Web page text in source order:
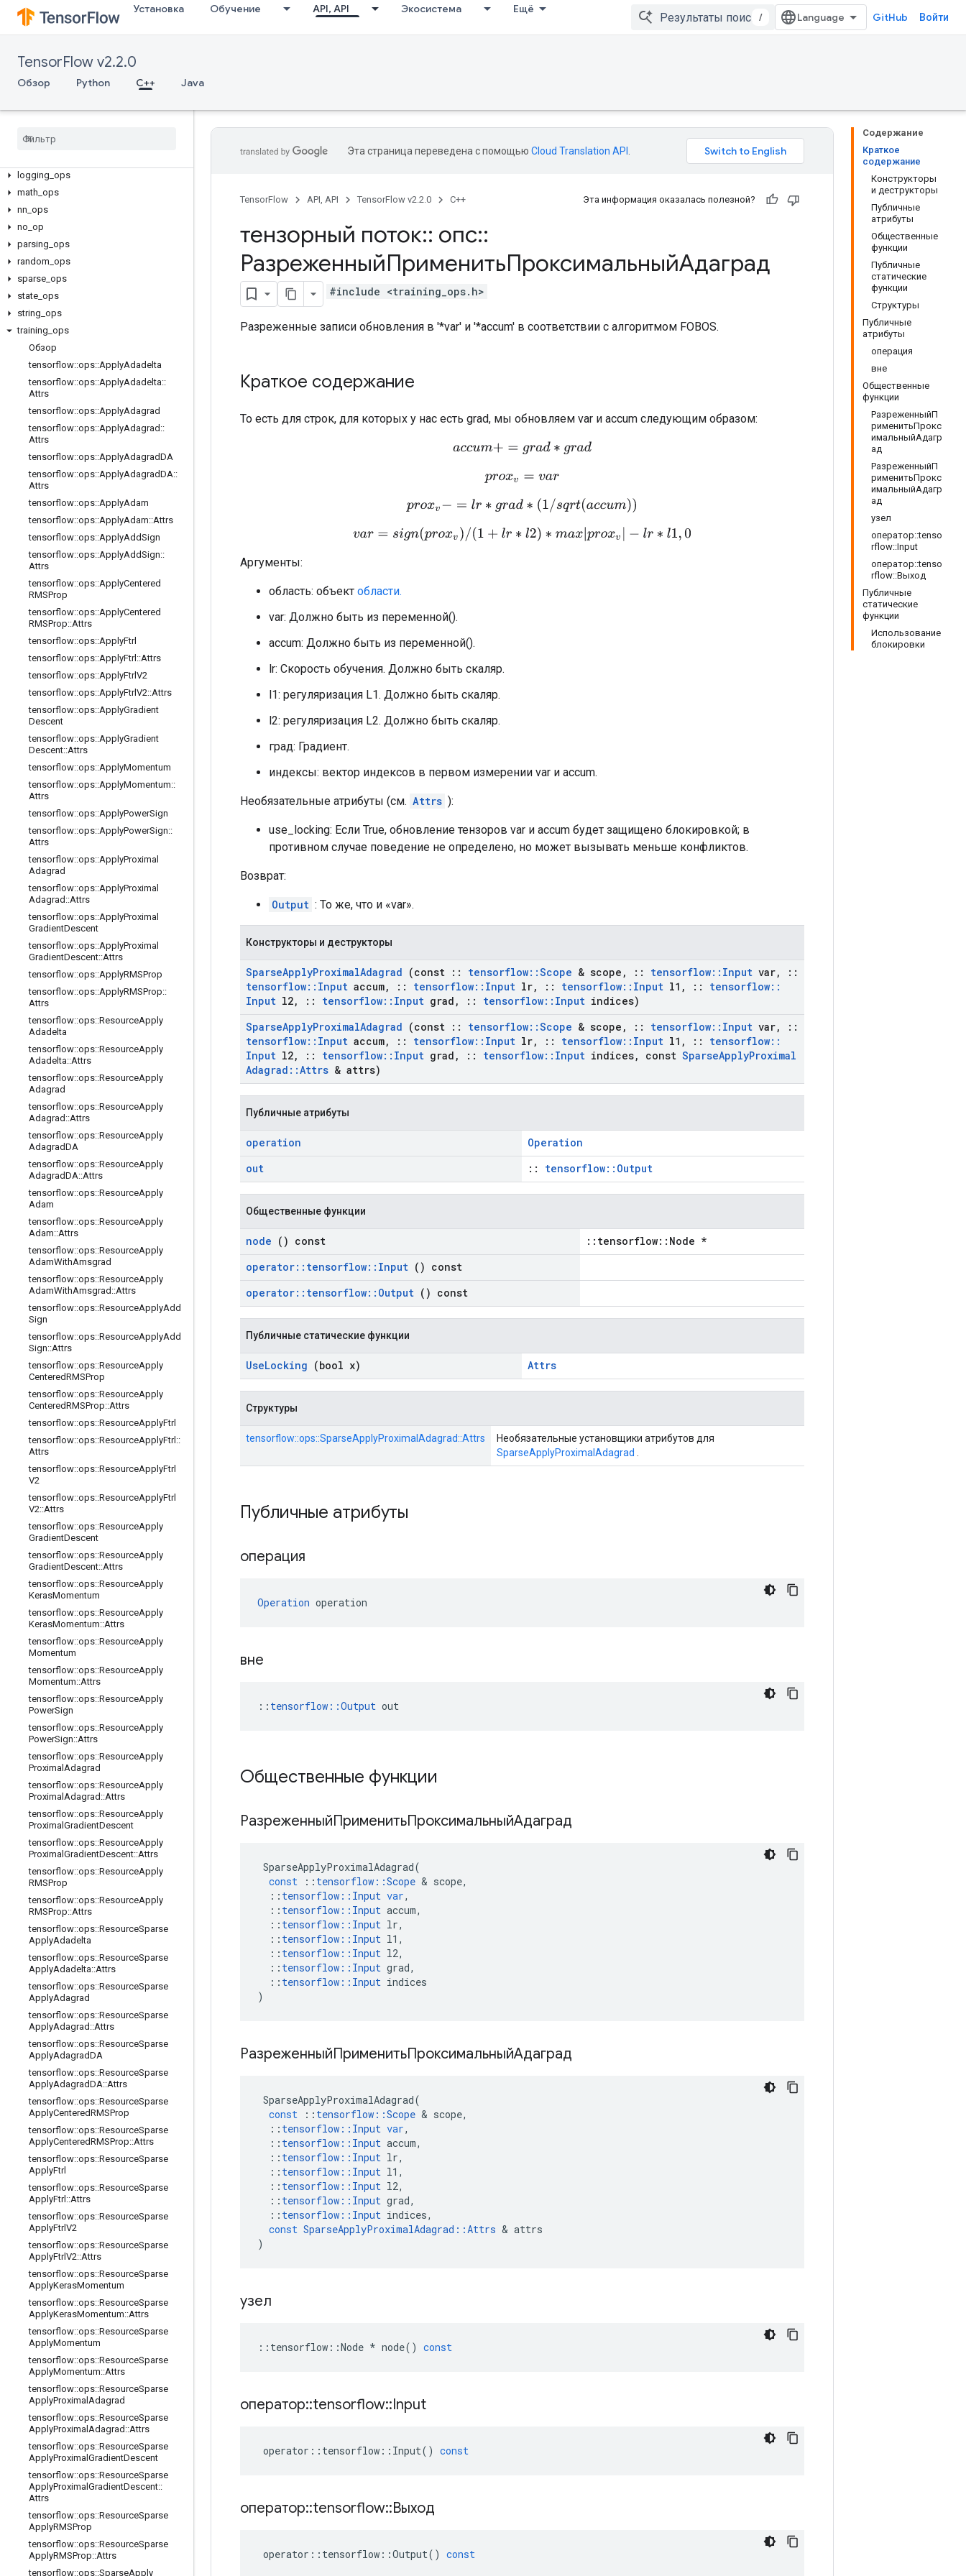
Установка Обучение API, API Экосистема Ещё
/ GitHub Войти
TensorFlow v2.2.0
Обзор Python C++ Java
C++
array_ops
control_flow_ops
image_ops
logging ops
math ops
nn ops
no op
parsing ops
random ops
sparse ops
state ops
string ops
training ops
Обзор
tensorflow::ops::ApplyAdadelta
tensorflow::ops::ApplyAdadelta::
Attrs
tensorflow::ops::ApplyAdagrad
tensorflow::ops::ApplyAdagrad ::
Attrs
tensorflow::ops::ApplyAdagradDA
tensorflow::ops::ApplyAdagradDA::
Attrs
tensorflow::ops::ApplyAdam
tensorflow::ops::ApplyAdam::Attrs
tensorflow::ops::ApplyAddSign
tensorflow::ops::ApplyAddSign::
Attrs
tensorflow::ops::ApplyCentered
RMSProp
tensorflow::ops::ApplyCentered
RMSProp::Attrs
tensorflow::ops::ApplyFtrl
tensorflow::ops::ApplyFtrl ::Attrs
tensorflow::ops::ApplyFtrlV2
tensorflow::ops::ApplyFtrlV2::Attrs
tensorflow::ops::ApplyGradient
Descent
tensorflow::ops::ApplyGradient
Descent::Attrs
tensorflow::ops::ApplyMomentum
tensorflow::ops::ApplyMomentum::
Attrs
tensorflow::ops::ApplyPowerSign
tensorflow::ops::ApplyPowerSign::
Attrs
tensorflow::ops::ApplyProximal
Adagrad
tensorflow::ops::ApplyProximal
Adagrad ::Attrs
tensorflow::ops::ApplyProximal
GradientDescent
tensorflow::ops::ApplyProximal
GradientDescent::Attrs
tensorflow::ops::ApplyRMSProp
tensorflow::ops::ApplyRMSProp::
Attrs
tensorflow::ops::ResourceApply
Adadelta
tensorflow::ops::ResourceApply
Adadelta::Attrs
tensorflow::ops::ResourceApply
Adagrad
tensorflow::ops::ResourceApply
Adagrad ::Attrs
tensorflow::ops::ResourceApply
AdagradDA
tensorflow::ops::ResourceApply
AdagradDA::Attrs
tensorflow::ops::ResourceApply
Adam
tensorflow::ops::ResourceApply
Adam::Attrs
tensorflow::ops::ResourceApply
AdamWithAmsgrad
tensorflow::ops::ResourceApply
AdamWithAmsgrad ::Attrs
tensorflow::ops::ResourceApplyAdd
Sign
tensorflow::ops::ResourceApplyAdd
Sign::Attrs
tensorflow::ops::ResourceApply
CenteredRMSProp
tensorflow::ops::ResourceApply
CenteredRMSProp::Attrs
tensorflow::ops::ResourceApplyFtrl
tensorflow::ops::ResourceApplyFtrl ::
Attrs
tensorflow::ops::ResourceApplyFtrl
V2
tensorflow::ops::ResourceApplyFtrl
V2::Attrs
tensorflow::ops::ResourceApply
GradientDescent
tensorflow::ops::ResourceApply
GradientDescent::Attrs
tensorflow::ops::ResourceApply
KerasMomentum
tensorflow::ops::ResourceApply
KerasMomentum::Attrs
tensorflow::ops::ResourceApply
Momentum
tensorflow::ops::ResourceApply
Momentum::Attrs
tensorflow::ops::ResourceApply
PowerSign
tensorflow::ops::ResourceApply
PowerSign::Attrs
tensorflow::ops::ResourceApply
Proximal Adagrad
tensorflow::ops::ResourceApply
Proximal Adagrad ::Attrs
tensorflow::ops::ResourceApply
Proximal GradientDescent
tensorflow::ops::ResourceApply
Proximal GradientDescent::Attrs
tensorflow::ops::ResourceApply
RMSProp
tensorflow::ops::ResourceApply
RMSProp::Attrs
tensorflow::ops::ResourceSparse
ApplyAdadelta
tensorflow::ops::ResourceSparse
ApplyAdadelta::Attrs
tensorflow::ops::ResourceSparse
ApplyAdagrad
tensorflow::ops::ResourceSparse
ApplyAdagrad ::Attrs
tensorflow::ops::ResourceSparse
ApplyAdagradDA
tensorflow::ops::ResourceSparse
ApplyAdagradDA::Attrs
tensorflow::ops::ResourceSparse
ApplyCenteredRMSProp
tensorflow::ops::ResourceSparse
ApplyCenteredRMSProp::Attrs
tensorflow::ops::ResourceSparse
ApplyFtrl
tensorflow::ops::ResourceSparse
ApplyFtrl ::Attrs
tensorflow::ops::ResourceSparse
ApplyFtrlV2
tensorflow::ops::ResourceSparse
ApplyFtrlV2::Attrs
tensorflow::ops::ResourceSparse
ApplyKerasMomentum
tensorflow::ops::ResourceSparse
ApplyKerasMomentum::Attrs
tensorflow::ops::ResourceSparse
ApplyMomentum
tensorflow::ops::ResourceSparse
ApplyMomentum::Attrs
tensorflow::ops::ResourceSparse
ApplyProximal Adagrad
tensorflow::ops::ResourceSparse
ApplyProximal Adagrad ::Attrs
tensorflow::ops::ResourceSparse
ApplyProximal GradientDescent
tensorflow::ops::ResourceSparse
ApplyProximal GradientDescent::
Attrs
tensorflow::ops::ResourceSparse
ApplyRMSProp
tensorflow::ops::ResourceSparse
ApplyRMSProp::Attrs
tensorflow::ops::SparseApply
Содержание
Краткое
содержание
Конструкторы
и деструкторы
Публичные
атрибуты
Общественные
функции
Публичные
статические
функции
Структуры
Публичные
атрибуты
операция
вне
Общественные
функции
РазреженныйП
рименитьПрокс
имальныйАдагр
ад
РазреженныйП
рименитьПрокс
имальныйАдагр
ад
узел
оператор::tenso
rflow::Input
оператор::tenso
rflow::Выход
Публичные
статические
функции
Использование
блокировки
Эта страница переведена с помощью Cloud Translation API
TensorFlow API, API TensorFlow v2.2.0 C++ Эта информация оказалась полезной?
тензорный поток:: опс::
РазреженныйПрименитьПроксимальныйАдаград
#include <training_ops.h>
Разреженные записи обновления в '*var' и '*accum' в соответствии с алгоритмом FOBOS.
Краткое содержание
То есть для строк, для которых у нас есть grad, мы обновляем var и accum следующим образом:
accum +=grad∗grad
prox v=v ar
pro xv −=l r∗ grad∗(1 /s qrt(accum))
var=sign(p roxv) /(1 +lr∗l 2)∗ m ax|pro xv|−lr∗ 1,0
Аргументы:
область: объект области.
var: Должно быть из переменной().
accum: Должно быть из переменной().
lr: Скорость обучения. Должно быть скаляр.
l1: регуляризация L1. Должно быть скаляр.
l2: регуляризация L2. Должно быть скаляр.
град: Градиент.
индексы: вектор индексов в первом измерении var и accum.
Необязательные атрибуты (см. Attrs ):
use_locking: Если True, обновление тензоров var и accum будет защищено блокировкой; в
противном случае поведение не определено, но может вызывать меньше конфликтов.
Возврат:
Output : То же, что и «var».
Конструкторы и деструкторы
SparseApplyProximalAdagrad (const :: tensorflow::Scope & scope , :: tensorflow:: Input var,
::
tensorflow:: Input accum, :: tensorflow:: Input lr, :: tensorflow:: Input l1 , :: tensorflow::
Input l2, :: tensorflow:: Input grad , :: tensorflow:: Input indices)
SparseApplyProximalAdagrad (const :: tensorflow::Scope & scope , :: tensorflow:: Input var,
::
tensorflow:: Input accum, :: tensorflow:: Input lr, :: tensorflow:: Input l1 , :: tensorflow::
Input l2, :: tensorflow:: Input grad , :: tensorflow:: Input indices, const SparseApplyProximal
Adagrad ::Attrs & attrs)
Публичные атрибуты
operation
Operation
out
:: tensorflow::Output
Общественные функции
node () const
::tensorflow::Node *
operator:: tensorflow:: Input () const
operator:: tensorflow:: Output () const
Публичные статические функции
UseLocking (bool x) Attrs
Структуры
tensorflow::ops::SparseApplyProximalAdagrad::Attrs
Необязательные установщики атрибутов для
SparseApplyProximalAdagrad
Публичные атрибуты
операция
Operation operation
вне
:: tensorflow::Output out
Общественные функции
РазреженныйПрименитьПроксимальныйАдаград
SparseApplyProximalAdagrad(
const
:: tensorflow ::Scope & scope,
:: tensorflow :: Input var,
:: tensorflow :: Input accum,
:: tensorflow :: Input lr,
:: tensorflow :: Input l1 ,
:: tensorflow :: Input l2,
:: tensorflow :: Input grad,
:: tensorflow :: Input indices
)
РазреженныйПрименитьПроксимальныйАдаград
SparseApplyProximalAdagrad(
const
:: tensorflow ::Scope & scope,
:: tensorflow :: Input var,
:: tensorflow :: Input accum,
:: tensorflow :: Input lr,
:: tensorflow :: Input l1 ,
:: tensorflow :: Input l2,
:: tensorflow :: Input grad,
:: tensorflow :: Input indices,
const SparseApplyProximalAdagrad ::Attrs & attrs
)
узел
:: tensorflow ::Node * node() const
оператор::tensorflow::Input
operator :: tensorflow :: Input() const
оператор::tensorflow::Выход
operator :: tensorflow ::Output() const